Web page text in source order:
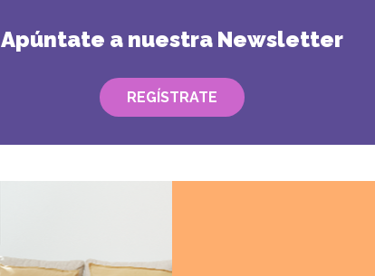
Apúntate a nuestra Newsletter
REGÍSTRATE